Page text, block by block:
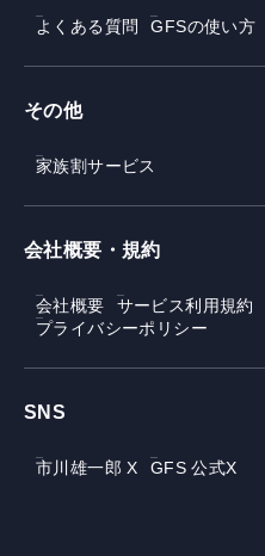
よくある質問 GFSの使い方
その他
家族割サービス
会社概要・規約
会社概要 サービス利用規約
プライバシーポリシー
SNS
市川雄一郎 X GFS 公式X